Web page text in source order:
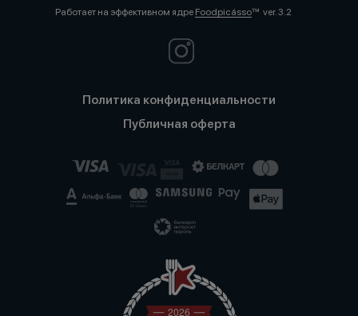
Работает на эффективном ядре Foodpicássover. 3.2
Политика конфиденциальности
Публичная оферта
2026